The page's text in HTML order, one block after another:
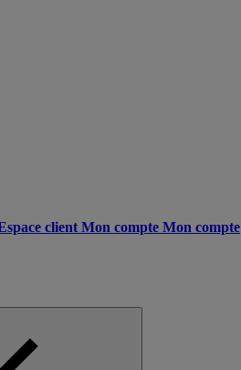
client Mon compte Mon compte